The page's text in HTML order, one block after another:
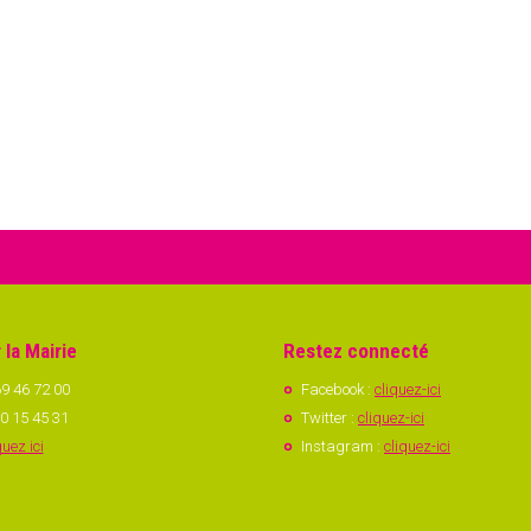
Mairie
46 72 00
15 45 31
ici
Restez connecté
Facebook : cliquez-ici
Twitter : cliquez-ici
Instagram : cliquez-ici